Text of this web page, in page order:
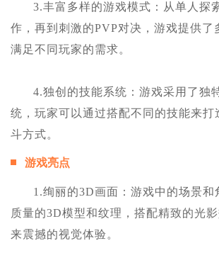
3.丰富多样的游戏模式：从单人探
作，再到刺激的PVP对决，游戏提供了
满足不同玩家的需求。
4.独创的技能系统：游戏采用了独
统，玩家可以通过搭配不同的技能来打
斗方式。
游戏亮点
1.绚丽的3D画面：游戏中的场景和
质量的3D模型和纹理，搭配精致的光
来震撼的视觉体验。